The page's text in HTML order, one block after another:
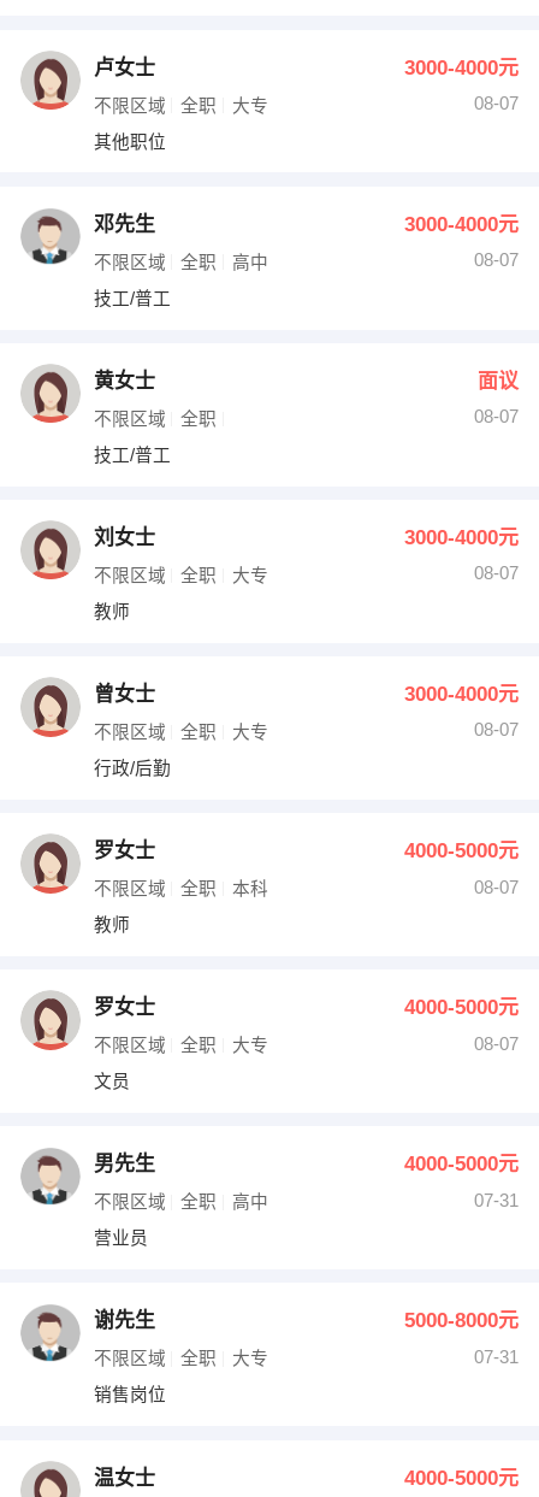
卢女士 3000-4000元
不限区域 全职 大专
08-07
其他职位
邓先生 3000-4000元
不限区域 全职 高中
08-07
技工/普工
黄女士 面议
不限区域 全职
08-07
技工/普工
刘女士 3000-4000元
不限区域 全职 大专
08-07
教师
曾女士 3000-4000元
不限区域 全职 大专
08-07
行政/后勤
罗女士 4000-5000元
不限区域 全职 本科
08-07
教师
罗女士 4000-5000元
不限区域 全职 大专
08-07
文员
男先生 4000-5000元
不限区域 全职 高中
07-31
营业员
谢先生 5000-8000元
不限区域 全职 大专
07-31
销售岗位
温女士 4000-5000元